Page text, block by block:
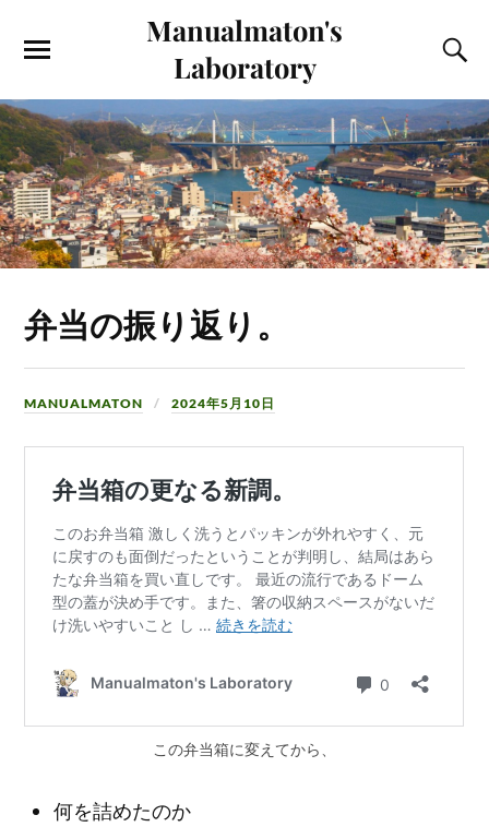
Manualmaton's
Laboratory
弁当の振り返り。
MANUALMATON 2024年5月10日
この弁当箱に変えてから、
何を詰めたのか